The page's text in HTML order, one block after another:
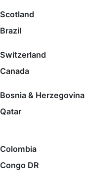
Scotland
Brazil
Switzerland
Canada
Bosnia & Herzegovina
Qatar
Colombia
Congo DR